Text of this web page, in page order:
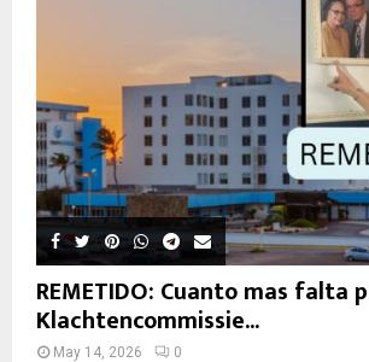
REMETIDO: Cuanto mas falta
Klachtencommissie...
May 14, 2026 0